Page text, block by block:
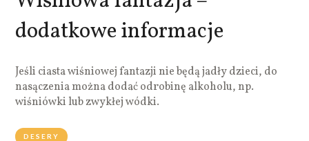
dodatkowe informacje
Jeśli ciasta wiśniowej fantazji nie będą jadły dzieci, do
nasączenia można dodać odrobinę alkoholu, np.
wiśniówki lub zwykłej wódki.
DESERY